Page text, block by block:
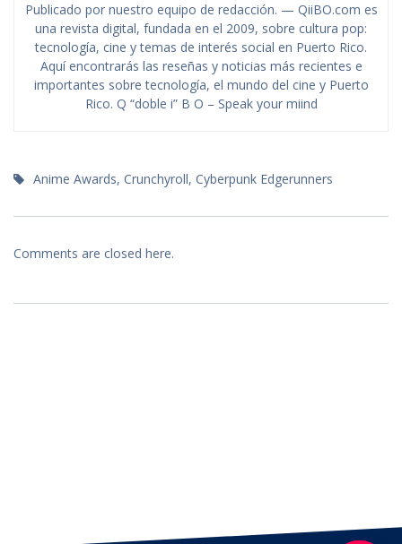
Publicado por nuestro equipo de redacción. — QiiBO.com es
una revista digital, fundada en el 2009, sobre cultura pop:
tecnología, cine y temas de interés social en Puerto Rico.
Aquí encontrarás las reseñas y noticias más recientes e
importantes sobre tecnología, el mundo del cine y Puerto
Rico. Q “doble i” B O – Speak your miind
Anime Awards, Crunchyroll, Cyberpunk Edgerunners
Comments are closed here.